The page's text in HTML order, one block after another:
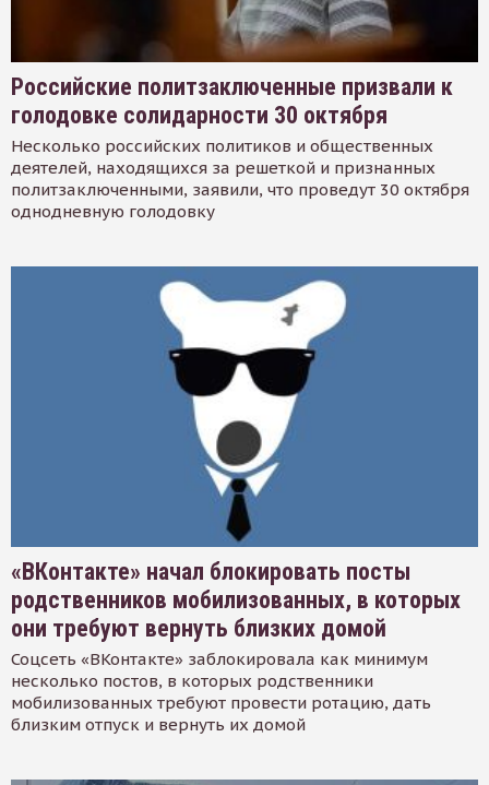
Российские политзаключенные призвали к
голодовке солидарности 30 октября
Несколько российских политиков и общественных
деятелей, находящихся за решеткой и признанных
политзаключенными, заявили, что проведут 30 октября
однодневную голодовку
«ВКонтакте» начал блокировать посты
родственников мобилизованных, в которых
они требуют вернуть близких домой
Соцсеть «ВКонтакте» заблокировала как минимум
несколько постов, в которых родственники
мобилизованных требуют провести ротацию, дать
близким отпуск и вернуть их домой